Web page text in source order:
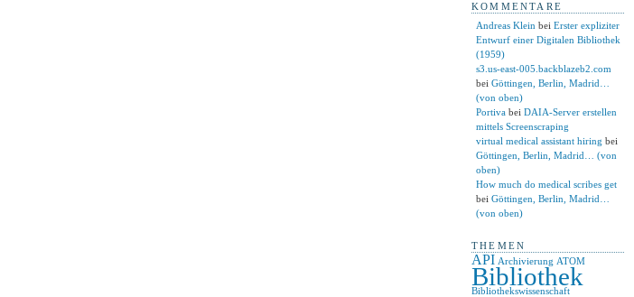
KOMMENTARE
Andreas Klein bei Erster expliziter
Entwurf einer Digitalen Bibliothek
(1959)
s3.us-east-005.backblazeb2.com
bei Göttingen, Berlin, Madrid…
(von oben)
Portiva bei DAIA-Server erstellen
mittels Screenscraping
virtual medical assistant hiring bei
Göttingen, Berlin, Madrid… (von
oben)
How much do medical scribes get
bei Göttingen, Berlin, Madrid…
(von oben)
THEMEN
API Archivierung ATOM
Bibliothek
Bibliothekswissenschaft